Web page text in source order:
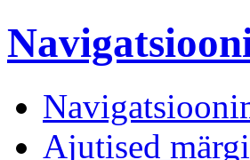
Ajutised